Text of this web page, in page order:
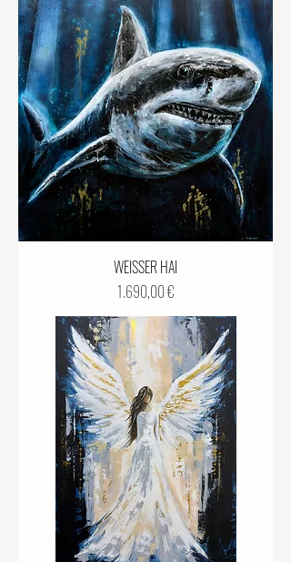
WEISSER HAI
Preis
1.690,00 €